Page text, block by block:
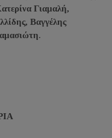
Γιαμαλή,
Βαγγέλης
.